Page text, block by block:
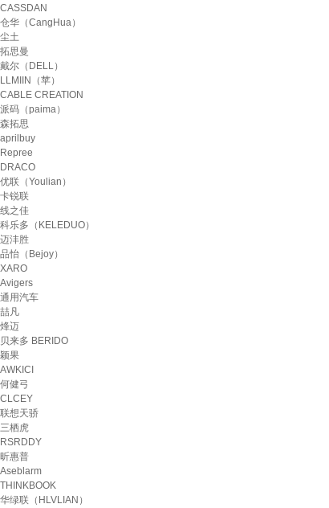
CASSDAN
仓华（CangHua）
尘土
拓思曼
戴尔（DELL）
LLMIIN（苹）
CABLE CREATION
派码（paima）
森拓思
aprilbuy
Repree
DRACO
优联（Youlian）
卡锐联
线之佳
科乐多（KELEDUO）
迈沣胜
品怡（Bejoy）
XARO
Avigers
通用汽车
喆凡
烽迈
贝来多 BERIDO
颖果
AWKICI
何健弓
CLCEY
联想天骄
三栖虎
RSRDDY
昕惠普
Aseblarm
THINKBOOK
华绿联（HLVLIAN）